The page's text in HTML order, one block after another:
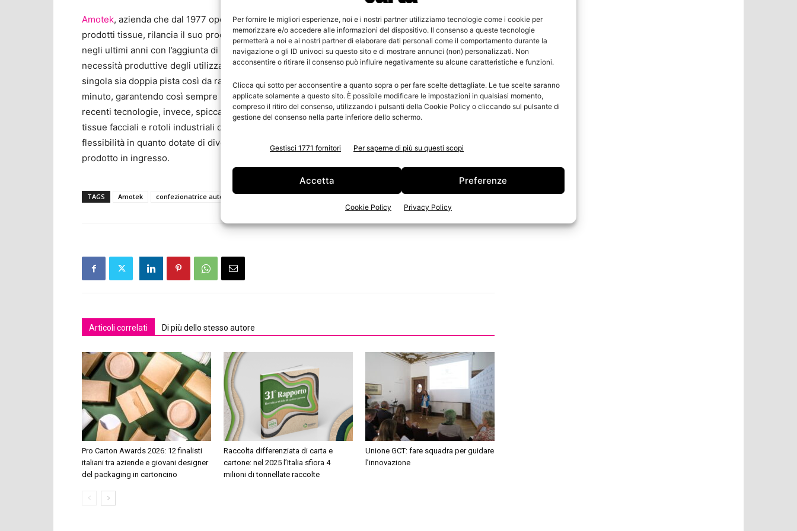
Per fornire le migliori esperienze, noi e i nostri partner utilizziamo tecnologie come i cookie per
memorizzare e/o accedere alle informazioni del dispositivo. Il consenso a queste tecnologie
permetterà a noi e ai nostri partner di elaborare dati personali come il comportamento durante la
navigazione o gli ID univoci su questo sito e di mostrare annunci (non) personalizzati. Non
acconsentire o ritirare il consenso può influire negativamente su alcune caratteristiche e funzioni.
Clicca qui sotto per acconsentire a quanto sopra o per fare scelte dettagliate. Le tue scelte saranno
applicate solamente a questo sito. È possibile modificare le impostazioni in qualsiasi momento,
compreso il ritiro del consenso, utilizzando i pulsanti della Cookie Policy o cliccando sul pulsante di
gestione del consenso nella parte inferiore dello schermo.
Gestisci 1771 fornitori Per saperne di più su questi scopi
Accetta Preferenze
Cookie Policy Privacy Policy
Amotek, azienda che dal 1977 opera nel settore delle macchine automatiche per l’imballaggio di
prodotti tissue, rilancia il suo prodotto di punta PB182 per rotoli cucina e carta igienica: rinnovato
negli ultimi anni con l’aggiunta di nuovi modelli, varianti, optional, per adattarla alle specifiche
necessità produttive degli utilizzatori finali. Un prodotto che offre la possibilità di lavorare sia su
singola sia doppia pista così da raddoppiare le capacità produttive in termini di confezioni al
minuto, garantendo così sempre la possibilità di ricevere i singoli prodotti su 4, 5 o 6 canali. Tra le
recenti tecnologie, invece, spiccano le serie IS220 e PB169, pensate per l’imballaggio multiplo di
tissue facciali e rotoli industriali di carta igienica in buste prefatte: modelli che offrono una grande
flessibilità in quanto dotate di diverse tipologie di alimentazioni in base all’orientamento del
prodotto in ingresso.
TAGS Amotek confezionatrice automatica PB182 per rotoli cucina e carta igienica
Articoli correlati Di più dello stesso autore
Pro Carton Awards 2026: 12 finalisti
italiani tra aziende e giovani designer
del packaging in cartoncino
Raccolta differenziata di carta e
cartone: nel 2025 l’Italia sfiora 4
milioni di tonnellate raccolte
Unione GCT: fare squadra per guidare
l’innovazione